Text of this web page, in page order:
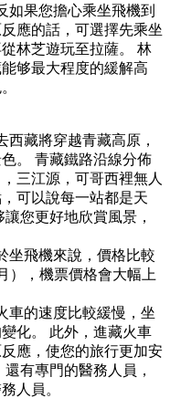
如果您擔心乘坐飛機到
應的話，可選擇先乘坐
林芝遊玩至拉薩。 林
够最大程度的緩解高
西藏將穿越青藏高原，
。 青藏鐵路沿線分佈
三江源，可哥西裡無人
可以說每一站都是天
您更好地欣賞風景，
坐飛機來說，價格比較
），機票價格會大幅上
車的速度比較緩慢，坐
化。 此外，進藏火車
應，使您的旅行更加安
有專門的醫務人員，
人員。